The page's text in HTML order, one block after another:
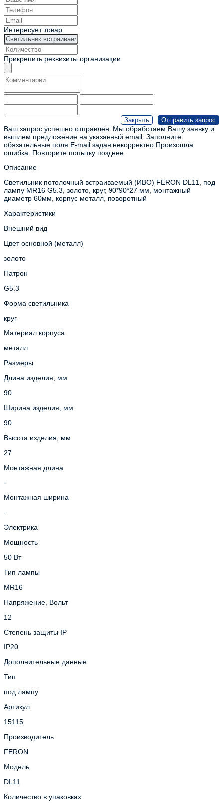
Интересует товар:
Прикрепить реквизиты организации
Ваш запрос успешно отправлен. Мы обработаем Вашу заявку и
вышлем предложение на указанный email. Заполните
обязательные поля E-mail задан некорректно Произошла
ошибка. Повторите попытку позднее.
Описание
Светильник потолочный встраиваемый (ИВО) FERON DL11, под
лампу MR16 G5.3, золото, круг, 90*90*27 мм, монтажный
диаметр 60мм, корпус металл, поворотный
Характеристики
Внешний вид
Цвет основной (металл)
золото
Патрон
G5.3
Форма светильника
круг
Материал корпуса
металл
Размеры
Длина изделия, мм
90
Ширина изделия, мм
90
Высота изделия, мм
27
Монтажная длина
-
Монтажная ширина
-
Электрика
Мощность
50 Вт
Тип лампы
MR16
Напряжение, Вольт
12
Степень защиты IP
IP20
Дополнительные данные
Тип
под лампу
Артикул
15115
Производитель
FERON
Модель
DL11
Количество в упаковках